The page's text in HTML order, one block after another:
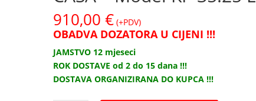
910,00€ (+PDV)
OBADVA DOZATORA U CIJENI !!!
JAMSTVO 12 mjeseci
ROK DOSTAVE od 2 do 15 dana !!!
DOSTAVA ORGANIZIRANA DO KUPCA !!!